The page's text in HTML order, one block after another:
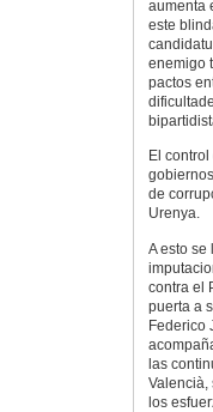
aumenta
este
enemigo
pactos
El
de
Urenya.
A esto se
contra el
puerta a
Federico
las
Valencià,
los